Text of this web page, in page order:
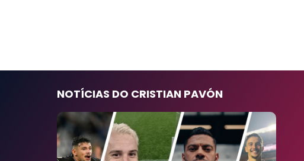
NOTÍCIAS DO CRISTIAN PAVÓN